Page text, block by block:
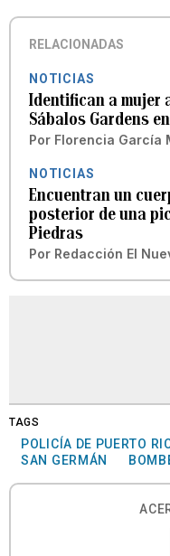
RELACIONADAS
NOTICIAS
Identifican a mujer
Sábalos Gardens
Por Florencia García
NOTICIAS
Encuentran un
posterior de una
Piedras
Por Redacción El
TAGS
POLICÍA DE PUERTO
SAN GERMÁN